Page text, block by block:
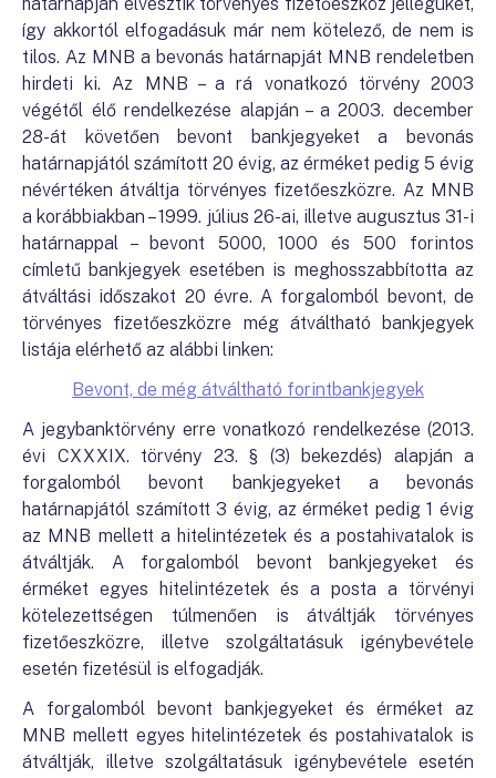
így akkortól elfogadásuk már nem kötelező, de nem is
tilos. Az MNB a bevonás határnapját MNB rendeletben
hirdeti ki. Az MNB – a rá vonatkozó törvény 2003
végétől élő rendelkezése alapján – a 2003. december
28-át követően bevont bankjegyeket a bevonás
határnapjától számított 20 évig, az érméket pedig 5 évig
névértéken átváltja törvényes fizetőeszközre. Az MNB
a korábbiakban – 1999. július 26-ai, illetve augusztus 31-i
határnappal – bevont 5000, 1000 és 500 forintos
címletű bankjegyek esetében is meghosszabbította az
átváltási időszakot 20 évre. A forgalomból bevont, de
törvényes fizetőeszközre még átváltható bankjegyek
listája elérhető az alábbi linken:
Bevont, de még átváltható forintbankjegyek
A jegybanktörvény erre vonatkozó rendelkezése (2013.
évi CXXXIX. törvény 23. § (3) bekezdés) alapján a
forgalomból bevont bankjegyeket a bevonás
határnapjától számított 3 évig, az érméket pedig 1 évig
az MNB mellett a hitelintézetek és a postahivatalok is
átváltják. A forgalomból bevont bankjegyeket és
érméket egyes hitelintézetek és a posta a törvényi
kötelezettségen túlmenően is átváltják törvényes
fizetőeszközre, illetve szolgáltatásuk igénybevétele
esetén fizetésül is elfogadják.
A forgalomból bevont bankjegyeket és érméket az
MNB mellett egyes hitelintézetek és postahivatalok is
átváltják, illetve szolgáltatásuk igénybevétele esetén